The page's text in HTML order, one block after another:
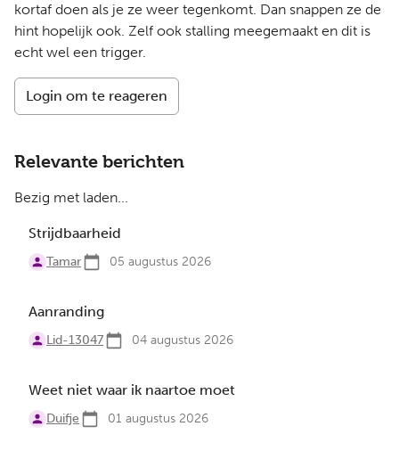
kortaf doen als je ze weer tegenkomt. Dan snappen ze de
hint hopelijk ook. Zelf ook stalling meegemaakt en dit is
echt wel een trigger.
Login om te reageren
Relevante berichten
Bezig met laden...
Strijdbaarheid
Tamar 05 augustus 2026
Aanranding
Lid-13047 04 augustus 2026
Weet niet waar ik naartoe moet
Duifje 01 augustus 2026